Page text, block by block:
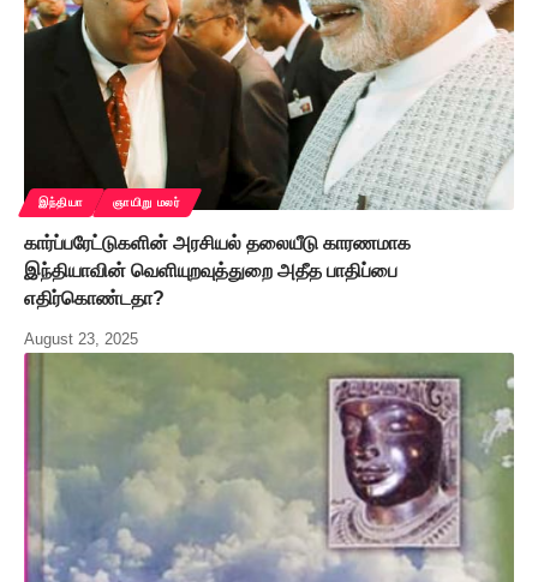
இந்தியா ஞாயிறு மலர்
கார்ப்பரேட்டுகளின் அரசியல் தலையீடு காரணமாக
இந்தியாவின் வெளியுறவுத்துறை அதீத பாதிப்பை
எதிர்கொண்டதா?
August 23, 2025